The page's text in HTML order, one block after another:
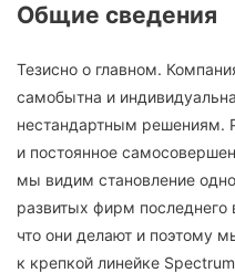
Общие сведения
Тезисно о главном.
самобытна и
нестандартным решениям.
и постоянное
мы видим становление
развитых фирм
что они делают и поэтому
к крепкой линейке